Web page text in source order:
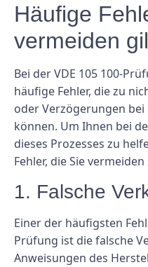
Häufige
vermeiden
Bei der VDE 105 100-
häufige Fehler, die zu
oder Verzögerungen
können. Um Ihnen bei
dieses Prozesses zu
Fehler, die Sie
1. Falsche
Einer der häufigsten
Prüfung ist die falsche
Anweisungen des